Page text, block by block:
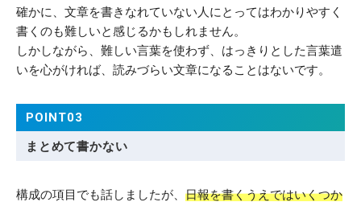
確かに、文章を書きなれていない人にとってはわかりやすく
書くのも難しいと感じるかもしれません。
しかしながら、難しい言葉を使わず、はっきりとした言葉遣
いを心がければ、読みづらい文章になることはないです。
POINT03
まとめて書かない
構成の項目でも話しましたが、 日報を書くうえではいくつか